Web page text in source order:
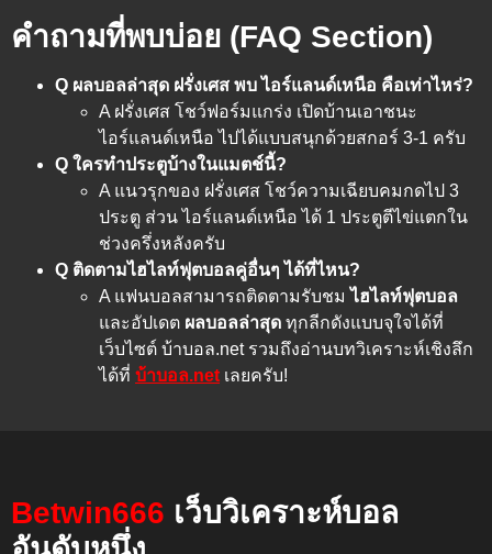
คำถามที่พบบ่อย (FAQ Section)
Q ผลบอลล่าสุด ฝรั่งเศส พบ ไอร์แลนด์เหนือ คือเท่าไหร่?
A ฝรั่งเศส โชว์ฟอร์มแกร่ง เปิดบ้านเอาชนะ
ไอร์แลนด์เหนือ ไปได้แบบสนุกด้วยสกอร์ 3-1 ครับ
Q ใครทำประตูบ้างในแมตช์นี้?
A แนวรุกของ ฝรั่งเศส โชว์ความเฉียบคมกดไป 3
ประตู ส่วน ไอร์แลนด์เหนือ ได้ 1 ประตูตีไข่แตกใน
ช่วงครึ่งหลังครับ
Q ติดตามไฮไลท์ฟุตบอลคู่อื่นๆ ได้ที่ไหน?
A แฟนบอลสามารถติดตามรับชมไฮไลท์ฟุตบอล
และอัปเดต ผลบอลล่าสุด ทุกลีกดังแบบจุใจได้ที่
เว็บไซต์ บ้าบอล.net รวมถึงอ่านบทวิเคราะห์เชิงลึก
ได้ที่ บ้าบอล.net เลยครับ!
Betwin666 เว็บวิเคราะห์บอล